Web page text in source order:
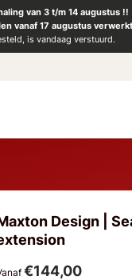
van 3 t/m 14 augustus !!
vanaf 17 augustus
is vandaag verstuurd.
Design |
€144,00